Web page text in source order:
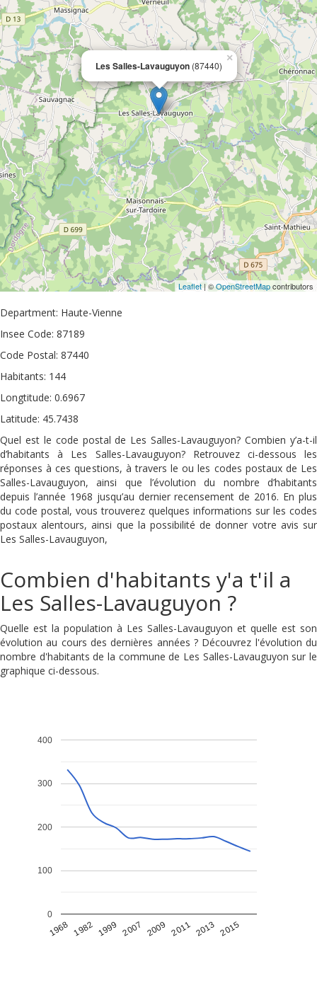
Les Salles-Lavauguyon (87440)
×
Leaflet | ©OpenStreetMapcontributors
Department: Haute-Vienne
Insee Code: 87189
Code Postal: 87440
Habitants: 144
Longtitude: 0.6967
Latitude: 45.7438
Quel est le code postal de Les Salles-Lavauguyon? Combien y’a-t-il
d’habitants à Les Salles-Lavauguyon? Retrouvez ci-dessous les
réponses à ces questions, à travers le ou les codes postaux de Les
Salles-Lavauguyon, ainsi que l’évolution du nombre d’habitants
depuis l’année 1968 jusqu’au dernier recensement de 2016. En plus
du code postal, vous trouverez quelques informations sur les codes
postaux alentours, ainsi que la possibilité de donner votre avis sur
Les Salles-Lavauguyon,
Combien d'habitants y'a t'il a
Les Salles-Lavauguyon ?
Quelle est la population à Les Salles-Lavauguyon et quelle est son
évolution au cours des dernières années ? Découvrez l'évolution du
nombre d'habitants de la commune de Les Salles-Lavauguyon sur le
graphique ci-dessous.
1968 1982 1999 2007 2009 2011 2013 2015
0
100
200
300
400